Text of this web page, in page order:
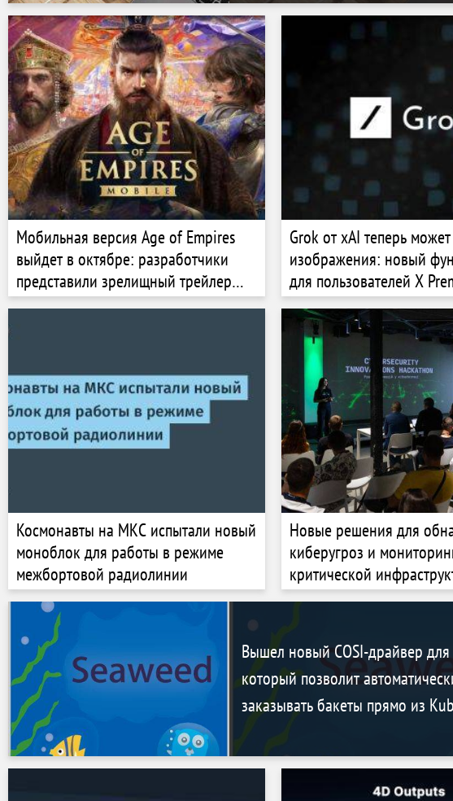
Мобильная версия Age of Empires
выйдет в октябре: разработчики
представили зрелищный трейлер
новой игры для iOS и Android
Grok от xAI теперь
изображения: новый
для пользователей X
Космонавты на МКС испытали новый
моноблок для работы в режиме
межбортовой радиолинии
Новые решения для
киберугроз и
критической
Вышел новый COSI-драйвер для
который позволит
заказывать бакеты прямо из